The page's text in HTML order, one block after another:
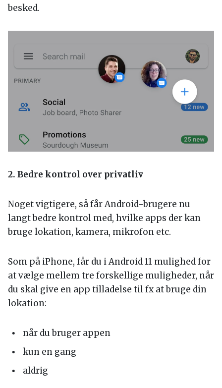
besked.
2. Bedre kontrol over privatliv
Noget vigtigere, så får Android-brugere nu
langt bedre kontrol med, hvilke apps der kan
bruge lokation, kamera, mikrofon etc.
Som på iPhone, får du i Android 11 mulighed for
at vælge mellem tre forskellige muligheder, når
du skal give en app tilladelse til fx at bruge din
lokation:
når du bruger appen
kun en gang
aldrig